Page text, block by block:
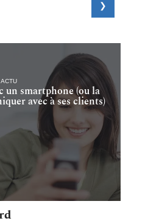
ACTU
un smartphone (ou la
avec à ses clients)